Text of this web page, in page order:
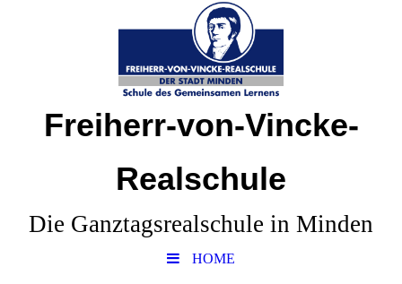
Freiherr-von-Vincke-
Realschule
Die Ganztagsrealschule in Minden
HOME